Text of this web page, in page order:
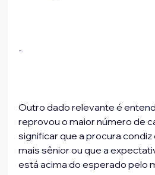
-
Outro dado relevante é
reprovou o maior número de
significar que a procura
mais sênior ou que a
está acima do esperado pelo